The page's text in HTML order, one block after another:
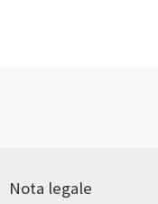
Nota legale